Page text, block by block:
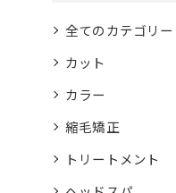
全てのカテゴリー
カット
カラー
縮毛矯正
トリートメント